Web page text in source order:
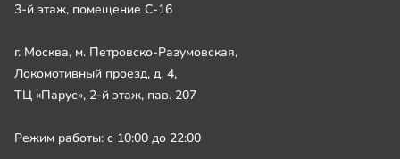
3-й этаж, помещение С-16
г. Москва, м. Петровско-Разумовская,
Локомотивный проезд, д. 4,
ТЦ «Парус», 2-й этаж, пав. 207
Режим работы: с 10:00 до 22:00